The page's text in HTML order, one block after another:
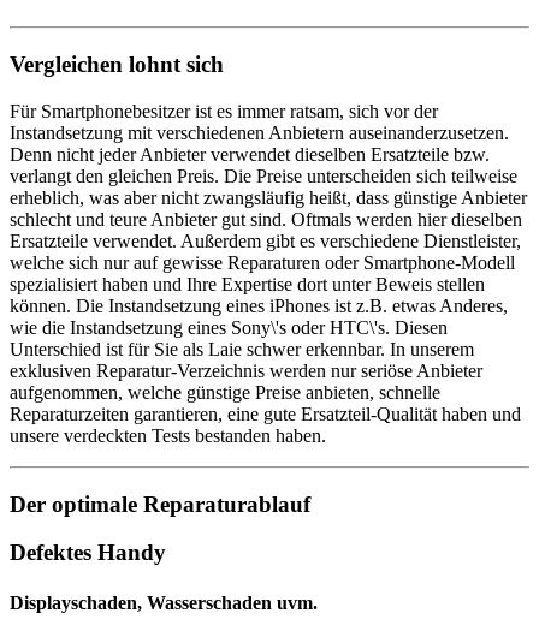
Vergleichen lohnt sich
Für Smartphonebesitzer ist es immer ratsam, sich vor der
Instandsetzung mit verschiedenen Anbietern auseinanderzusetzen.
Denn nicht jeder Anbieter verwendet dieselben Ersatzteile bzw.
verlangt den gleichen Preis. Die Preise unterscheiden sich teilweise
erheblich, was aber nicht zwangsläufig heißt, dass günstige Anbieter
schlecht und teure Anbieter gut sind. Oftmals werden hier dieselben
Ersatzteile verwendet. Außerdem gibt es verschiedene Dienstleister,
welche sich nur auf gewisse Reparaturen oder Smartphone-Modell
spezialisiert haben und Ihre Expertise dort unter Beweis stellen
können. Die Instandsetzung eines iPhones ist z.B. etwas Anderes,
wie die Instandsetzung eines Sony\'s oder HTC\'s. Diesen
Unterschied ist für Sie als Laie schwer erkennbar. In unserem
exklusiven Reparatur-Verzeichnis werden nur seriöse Anbieter
aufgenommen, welche günstige Preise anbieten, schnelle
Reparaturzeiten garantieren, eine gute Ersatzteil-Qualität haben und
unsere verdeckten Tests bestanden haben.
Der optimale Reparaturablauf
Defektes Handy
Displayschaden, Wasserschaden uvm.